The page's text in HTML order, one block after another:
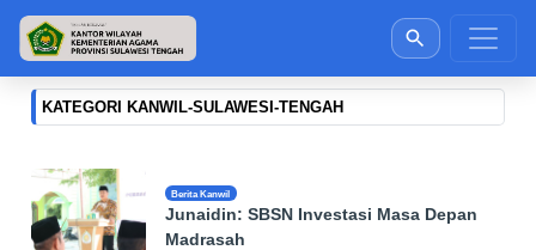
KATEGORI KANWIL-SULAWESI-TENGAH
Berita Kanwil
Junaidin: SBSN Investasi Masa Depan
Madrasah